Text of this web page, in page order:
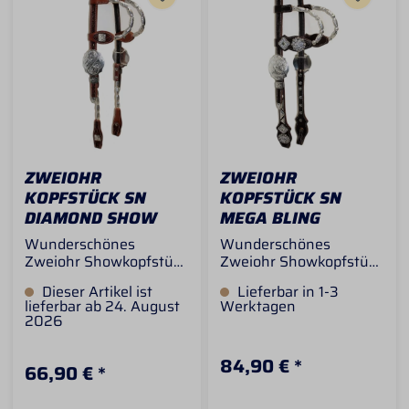
Nähte und die edlen
silver Balls verleihen
diesem Kopfstück eine
zeitlose Eleganz.
ZWEIOHR
KOPFSTÜCK SN
DIAMOND SHOW
Wunderschönes
Zweiohr Showkopfstück
mit schickem floralem
Muster. Dieses
Westernkopfstück ist
Leder welches
zweifarbig abgesetzt ist.
Dieser Artikel ist
lieferbar ab 24. August
2026
66,90 € *
ZWEIOHR
KOPFSTÜCK SN
MEGA BLING
Wunderschönes
Zweiohr Showkopfstück
schickem floralem
Muster. Dieses
Leder welches weich
unterlegt ist. Die
Lieferbar in 1-3
Werktagen
84,90 € *